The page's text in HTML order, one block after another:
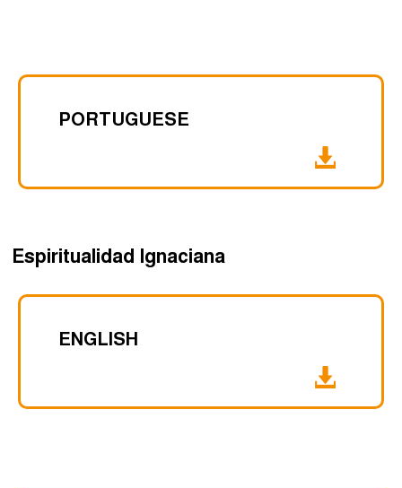
PORTUGUESE
Espiritualidad Ignaciana
ENGLISH